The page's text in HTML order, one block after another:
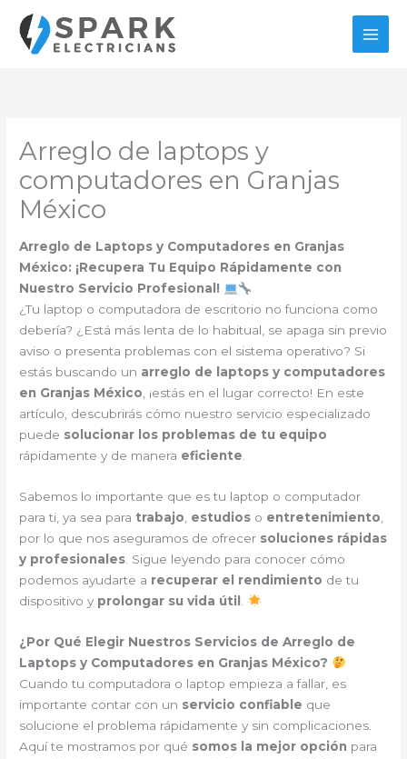
contenido
Arreglo de laptops y
computadores en Granjas
México
Arreglo de Laptops y Computadores en Granjas
México: ¡Recupera Tu Equipo Rápidamente con
Nuestro Servicio Profesional!
¿Tu laptop o computadora de escritorio no funciona como
debería? ¿Está más lenta de lo habitual, se apaga sin previo
aviso o presenta problemas con el sistema operativo? Si
estás buscando un arreglo de laptops y computadores
en Granjas México, ¡estás en el lugar correcto! En este
artículo, descubrirás cómo nuestro servicio especializado
puede solucionar los problemas de tu equipo
rápidamente y de manera eficiente.
Sabemos lo importante que es tu laptop o computador
para ti, ya sea para trabajo estudios o entretenimiento
por lo que nos aseguramos de ofrecer soluciones rápidas
y profesionales . Sigue leyendo para conocer cómo
podemos ayudarte a recuperar el rendimiento de tu
dispositivo y prolongar su vida útil
¿Por Qué Elegir Nuestros Servicios de Arreglo de
Laptops y Computadores en Granjas México?
Cuando tu computadora o laptop empieza a fallar, es
importante contar con un servicio confiable que
solucione el problema rápidamente y sin complicaciones.
Aquí te mostramos por qué somos la mejor opción para